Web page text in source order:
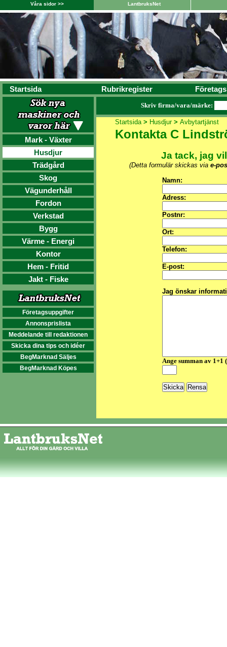
Våra sidor >> LantbruksNet
Startsida Rubrikregister
Mark - Växter
Husdjur
Trädgård
Skog
Vägunderhåll
Fordon
Verkstad
Bygg
Värme - Energi
Kontor
Hem - Fritid
Jakt - Fiske
Företagsuppgifter
Annonsprislista
Meddelande till redaktionen
Skicka dina tips och idéer
BegMarknad Säljes
BegMarknad Köpes
Skriv firma/vara/märke:
Startsida> Husdjur> Avbytartjänst
Kontakta C
Ja tack, jag
(Detta formulär skickas via e-
Namn:
Adress:
Postnr:
Ort:
Telefon:
E-post:
Jag önskar
Ange summan av 1+1